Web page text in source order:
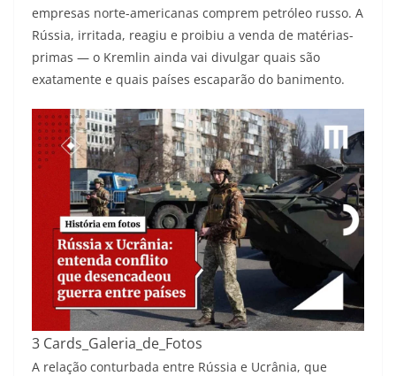
empresas norte-americanas comprem petróleo russo. A
Rússia, irritada, reagiu e proibiu a venda de matérias-
primas — o Kremlin ainda vai divulgar quais são
exatamente e quais países escaparão do banimento.
3 Cards_Galeria_de_Fotos
A relação conturbada entre Rússia e Ucrânia, que